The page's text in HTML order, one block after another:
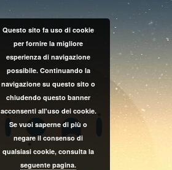
Questo sito fa uso di cookie
per fornire la migliore
esperienza di navigazione
possibile. Continuando la
navigazione su questo sito o
chiudendo questo banner
acconsenti all'uso dei cookie.
Se vuoi saperne di più o
negare il consenso di
qualsiasi cookie, consulta la
seguente pagina.